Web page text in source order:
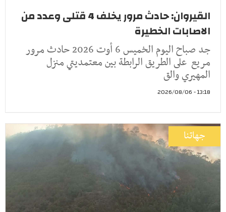
القيروان: حادث مرور يخلف 4 قتلى وعدد من
الاصابات الخطيرة
جد صباح اليوم الخميس 6 أوت 2026 حادث مرور
مريع على الطريق الرابطة بين معتمديتي منزل
المهيري والق
13:18 - 2026/08/06
جهاتنا